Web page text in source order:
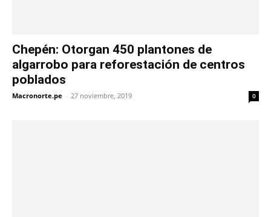
Chepén: Otorgan 450 plantones de
algarrobo para reforestación de centros
poblados
Macronorte.pe - 27 noviembre, 2019 0